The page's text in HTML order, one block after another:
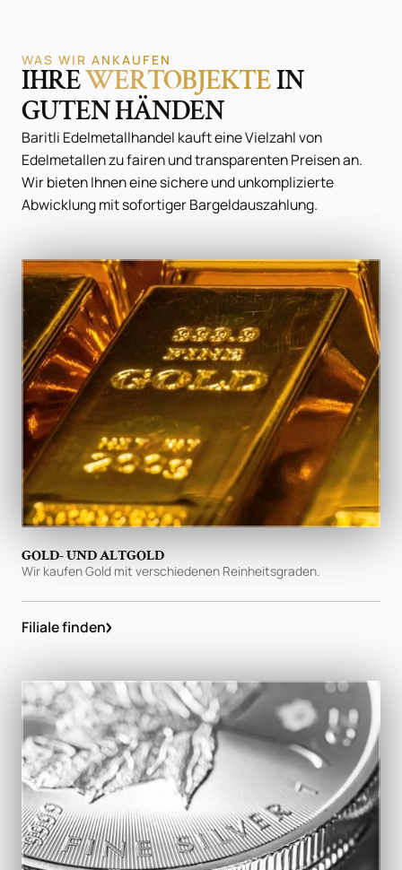
WAS WIR ANKAUFEN
IHREWERTOBJEKTEIN
GUTEN HÄNDEN
Baritli Edelmetallhandel kauft eine Vielzahl von
Edelmetallen zu fairen und transparenten Preisen an.
Wir bieten Ihnen eine sichere und unkomplizierte
Abwicklung mit sofortiger Bargeldauszahlung.
GOLD- UND ALTGOLD
Wir kaufen Gold mit verschiedenen Reinheitsgraden.
Filiale finden